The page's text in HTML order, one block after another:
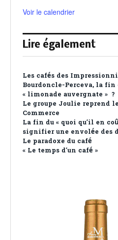
Voir le calendrier
Lire également
Les cafés des
Bourdoncle-Perceva, la fin
« limonade auvergnate » ?
Le groupe Joulie reprend
Commerce
La fin du « quoi qu’il en
signifier une envolée des
Le paradoxe du café
« Le temps d’un café »